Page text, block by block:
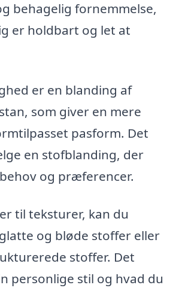
behagelig fornemmelse,
er holdbart og let at
er en blanding af
som giver en mere
pasform. Det
en stofblanding, der
og præferencer.
til teksturer, kan du
og bløde stoffer eller
stoffer. Det
personlige stil og hvad du